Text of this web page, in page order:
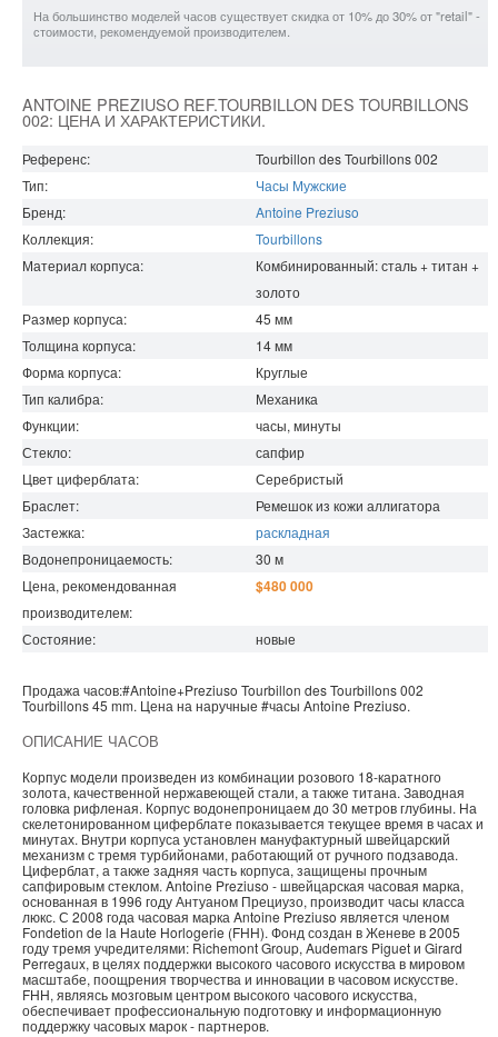
На большинство моделей часов существует скидка от 10% до 30% от "retail" -
стоимости, рекомендуемой производителем.
ANTOINE PREZIUSO REF.TOURBILLON DES TOURBILLONS
002: ЦЕНА И ХАРАКТЕРИСТИКИ.
Референс:
Tourbillon des Tourbillons 002
Тип:
Часы Мужские
Бренд:
Antoine Preziuso
Коллекция:
Tourbillons
Материал корпуса:
Комбинированный: сталь + титан +
золото
Размер корпуса:
45 мм
Толщина корпуса:
14мм
Форма корпуса:
Круглые
Тип калибра:
Механика
Функции:
часы, минуты
Стекло:
сапфир
Цвет циферблата:
Серебристый
Браслет:
Ремешок из кожи аллигатора
Застежка:
раскладная
Водонепроницаемость: 30 м
Цена, рекомендованная
производителем:
$480 000
Состояние: новые
Продажа часов:#Antoine+Preziuso Tourbillon des Tourbillons 002
Tourbillons45 mm. Цена на наручные #часы Antoine Preziuso.
ОПИСАНИЕ ЧАСОВ
Корпус модели произведен из комбинации розового 18-каратного
золота, качественной нержавеющей стали, а также титана. Заводная
головка рифленая. Корпус водонепроницаем до 30 метров глубины. На
скелетонированном циферблате показывается текущее время в часах и
минутах. Внутри корпуса установлен мануфактурный швейцарский
механизм с тремя турбийонами, работающий от ручного подзавода.
Циферблат, а также задняя часть корпуса, защищены прочным
сапфировым стеклом. Antoine Preziuso - швейцарская часовая марка,
основанная в 1996 году Антуаном Прециузо, производит часы класса
люкс. С 2008 года часовая марка Antoine Preziuso является членом
Fondetion de la Haute Horlogerie (FHH). Фонд создан в Женеве в 2005
году тремя учредителями: Richemont Group, Audemars Piguet и Girard
Perregaux, в целях поддержки высокого часового искусства в мировом
масштабе, поощрения творчества и инновации в часовом искусстве.
FHH, являясь мозговым центром высокого часового искусства,
обеспечивает профессиональную подготовку и информационную
поддержку часовых марок - партнеров.